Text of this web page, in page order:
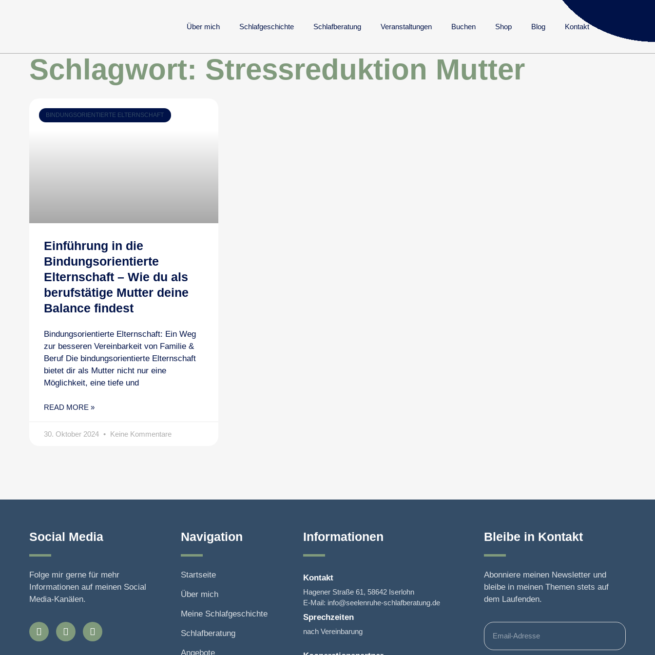
Über mich Schlafgeschichte Schlafberatung Veranstaltungen Buchen Shop Blog Kontakt
Schlagwort: Stressreduktion Mutter
BINDUNGSORIENTIERTE ELTERNSCHAFT
Einführung in die
Bindungsorientierte
Elternschaft – Wie du als
berufstätige Mutter deine
Balance findest
Bindungsorientierte Elternschaft: Ein Weg
zur besseren Vereinbarkeit von Familie &
Beruf Die bindungsorientierte Elternschaft
bietet dir als Mutter nicht nur eine
Möglichkeit, eine tiefe und
READ MORE »
30. Oktober 2024 Keine Kommentare
Social Media
Folge mir gerne für mehr
Informationen auf meinen Social
Media-Kanälen.
Navigation
Startseite
Über mich
Meine Schlafgeschichte
Schlafberatung
Angebote
Informationen
Kontakt
Hagener Straße 61, 58642 Iserlohn
E-Mail: info@seelenruhe-schlafberatung.de
Sprechzeiten
nach Vereinbarung
Bleibe in Kontakt
Abonniere meinen Newsletter und
bleibe in meinen Themen stets auf
dem Laufenden.